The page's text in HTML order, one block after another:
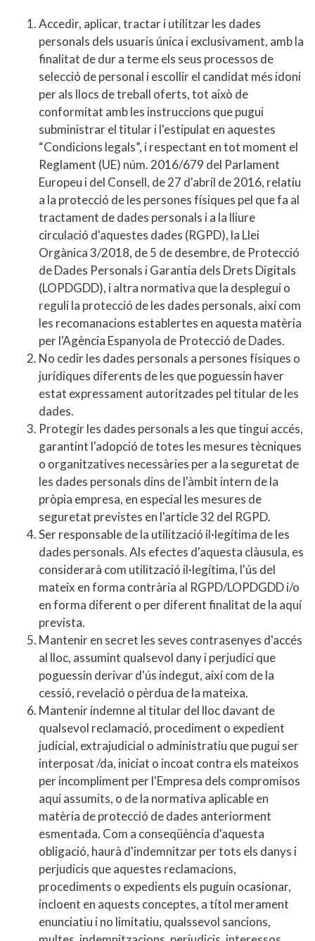
Accedir, aplicar, tractar i utilitzar les dades
personals dels usuaris única i exclusivament, amb la
finalitat de dur a terme els seus processos de
selecció de personal i escollir el candidat més idoni
per als llocs de treball oferts, tot això de
conformitat amb les instruccions que pugui
subministrar el titular i l'estipulat en aquestes
“Condicions legals”, i respectant en tot moment el
Reglament (UE) núm. 2016/679 del Parlament
Europeu i del Consell, de 27 d'abril de 2016, relatiu
a la protecció de les persones físiques pel que fa al
tractament de dades personals i a la lliure
circulació d'aquestes dades (RGPD), la Llei
Orgànica 3/2018, de 5 de desembre, de Protecció
de Dades Personals i Garantia dels Drets Digitals
(LOPDGDD), i altra normativa que la desplegui o
reguli la protecció de les dades personals, així com
les recomanacions establertes en aquesta matèria
per l'Agència Espanyola de Protecció de Dades.
No cedir les dades personals a persones físiques o
jurídiques diferents de les que poguessin haver
estat expressament autoritzades pel titular de les
dades.
Protegir les dades personals a les que tingui accés,
garantint l'adopció de totes les mesures tècniques
o organitzatives necessàries per a la seguretat de
les dades personals dins de l'àmbit intern de la
pròpia empresa, en especial les mesures de
seguretat previstes en l'article 32 del RGPD.
Ser responsable de la utilització il·legítima de les
dades personals. Als efectes d'aquesta clàusula, es
considerarà com utilització il·legítima, l'ús del
mateix en forma contrària al RGPD/LOPDGDD i/o
en forma diferent o per diferent finalitat de la aquí
prevista.
Mantenir en secret les seves contrasenyes d'accés
al lloc, assumint qualsevol dany i perjudici que
poguessin derivar d'ús indegut, així com de la
cessió, revelació o pèrdua de la mateixa.
Mantenir indemne al titular del lloc davant de
qualsevol reclamació, procediment o expedient
judicial, extrajudicial o administratiu que pugui ser
interposat /da, iniciat o incoat contra els mateixos
per incompliment per l'Empresa dels compromisos
aquí assumits, o de la normativa aplicable en
matèria de protecció de dades anteriorment
esmentada. Com a conseqüència d'aquesta
obligació, haurà d'indemnitzar per tots els danys i
perjudicis que aquestes reclamacions,
procediments o expedients els puguin ocasionar,
incloent en aquests conceptes, a títol merament
enunciatiu i no limitatiu, qualssevol sancions,